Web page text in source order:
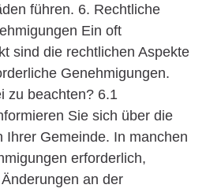
führen. 6. Rechtliche
Ein oft
sind die rechtlichen Aspekte
Genehmigungen.
zu beachten? 6.1
Sie sich über die
Ihrer Gemeinde. In manchen
erforderlich,
an der